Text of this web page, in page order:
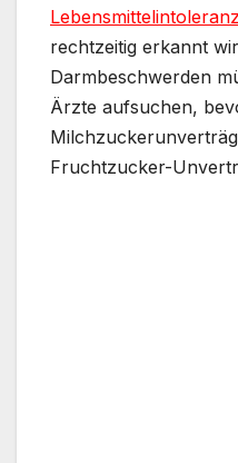
Lebensmittelintoleranz
rechtzeitig erkannt
Darmbeschwerden
Ärzte aufsuchen,
Fruchtzucker-